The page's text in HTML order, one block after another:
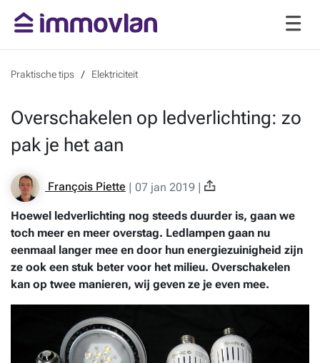
Praktische tips Elektriciteit
Overschakelen op ledverlichting: zo
pak je het aan
François Piette | 07 jan 2019 |
Hoewel ledverlichting nog steeds duurder is, gaan we
toch meer en meer overstag. Ledlampen gaan nu
eenmaal langer mee en door hun energiezuinigheid zijn
ze ook een stuk beter voor het milieu. Overschakelen
kan op twee manieren, wij geven ze je even mee.